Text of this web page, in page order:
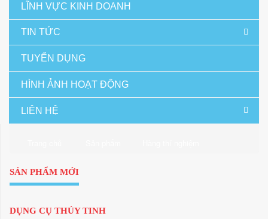
LĨNH VỰC KINH DOANH
TIN TỨC
TUYỂN DỤNG
HÌNH ẢNH HOẠT ĐỘNG
LIÊN HỆ
SẢN PHẨM MỚI
DỤNG CỤ THỦY TINH